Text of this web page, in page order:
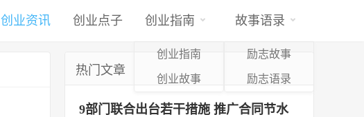
创业资讯 创业点子 创业指南
创业指南
创业故事
故事语录
励志故事
励志语录
热门文章
9部门联合出台若干措施 推广合同节水